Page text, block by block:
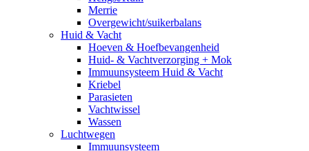
Merrie
Overgewicht/suikerbalans
Huid & Vacht
Hoeven & Hoefbevangenheid
Huid- & Vachtverzorging + Mok
Immuunsysteem Huid & Vacht
Kriebel
Parasieten
Vachtwissel
Wassen
Luchtwegen
Immuunsysteem